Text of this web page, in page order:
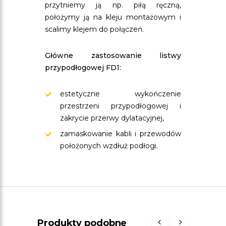
przytniemy ją np. piłą ręczną,
położymy ją na kleju montażowym i
scalimy klejem do połączeń.
Główne zastosowanie listwy
przypodłogowej FD1:
estetyczne wykończenie
przestrzeni przypodłogowej i
zakrycie przerwy dylatacyjnej,
zamaskowanie kabli i przewodów
położonych wzdłuż podłogi.
Produkty podobne